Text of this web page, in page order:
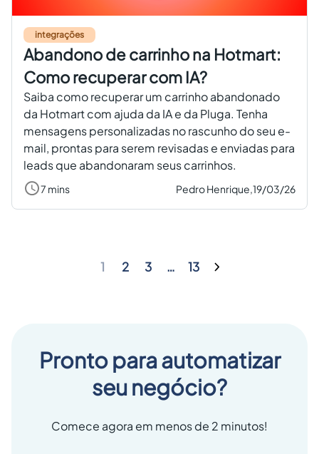
integrações
Abandono de carrinho na Hotmart:
Como recuperar com IA?
Saiba como recuperar um carrinho abandonado
da Hotmart com ajuda da IA e da Pluga. Tenha
mensagens personalizadas no rascunho do seu e-
mail, prontas para serem revisadas e enviadas para
leads que abandonaram seus carrinhos.
7 mins Pedro Henrique,19/03/26
1 2 3 … 13
Pronto para automatizar
seu negócio?
Comece agora em menos de 2 minutos!